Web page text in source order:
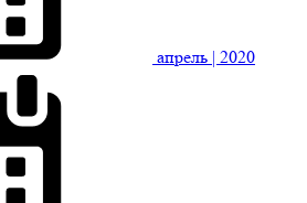
апрель | 2020